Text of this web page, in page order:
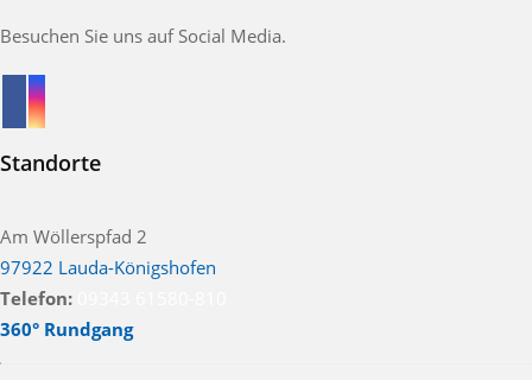
Besuchen Sie uns auf Social Media.
Standorte
Am Wöllerspfad 2
97922 Lauda-Königshofen
Telefon:
360° Rundgang